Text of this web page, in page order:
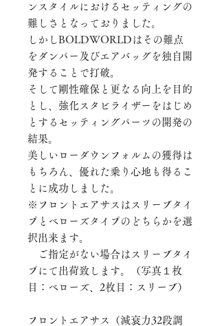
ンスタイルにおけるセッティングの
難しさとなっておりました。
しかしBOLDWORLDはその難点
をダンパー及びエアバッグを独自開
発することで打破。
そして剛性確保と更なる向上を目的
とし、強化スタビライザーをはじめ
とするセッティングパーツの開発の
結果。
美しいローダウンフォルムの獲得は
もちろん、優れた乗り心地も得るこ
とに成功しました。
※フロントエアサスはスリーブタイ
プとベローズタイプのどちらかを選
択出来ます。
​ご指定がない場合はスリーブタイ
プにて出荷致します。（写真１枚
目：ベローズ、2枚目：スリーブ）
フロントエアサス（減衰力32段調